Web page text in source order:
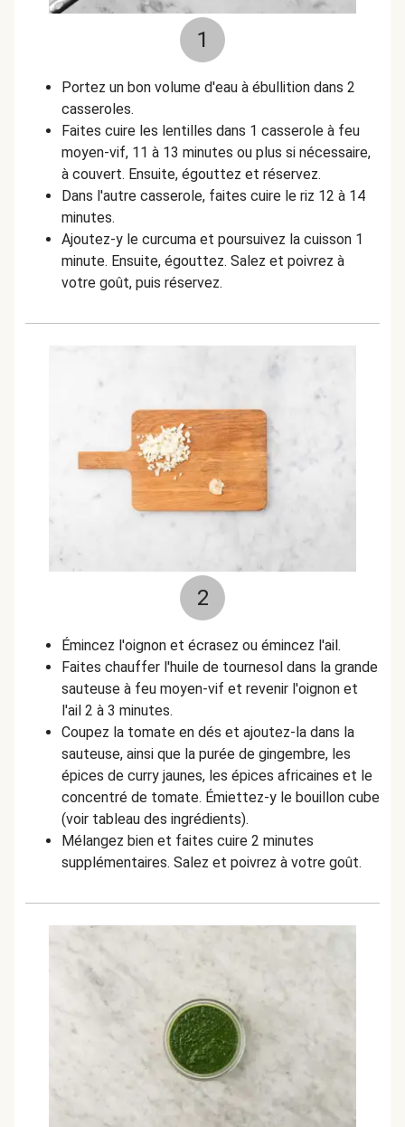
1
Portez un bon volume d'eau à ébullition dans 2
casseroles.
Faites cuire les lentilles dans 1 casserole à feu
moyen-vif, 11 à 13 minutes ou plus si nécessaire,
à couvert. Ensuite, égouttez et réservez.
Dans l'autre casserole, faites cuire le riz 12 à 14
minutes.
Ajoutez-y le curcuma et poursuivez la cuisson 1
minute. Ensuite, égouttez. Salez et poivrez à
votre goût, puis réservez.
2
Émincez l'oignon et écrasez ou émincez l'ail.
Faites chauffer l'huile de tournesol dans la grande
sauteuse à feu moyen-vif et revenir l'oignon et
l'ail 2 à 3 minutes.
Coupez la tomate en dés et ajoutez-la dans la
sauteuse, ainsi que la purée de gingembre, les
épices de curry jaunes, les épices africaines et le
concentré de tomate. Émiettez-y le bouillon cube
(voir tableau des ingrédients).
Mélangez bien et faites cuire 2 minutes
supplémentaires. Salez et poivrez à votre goût.